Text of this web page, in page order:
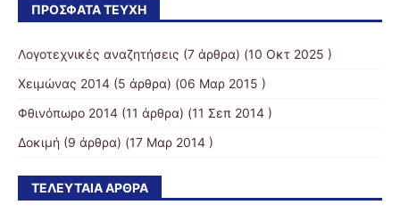
ΠΡΌΣΦΑΤΑ ΤΕΎΧΗ
Λογοτεχνικές αναζητήσεις (7 άρθρα) (10 Οκτ 2025 )
Χειμώνας 2014 (5 άρθρα) (06 Μαρ 2015 )
Φθινόπωρο 2014 (11 άρθρα) (11 Σεπ 2014 )
Δοκιμή (9 άρθρα) (17 Μαρ 2014 )
ΤΕΛΕΥΤΑΊΑ ΆΡΘΡΑ